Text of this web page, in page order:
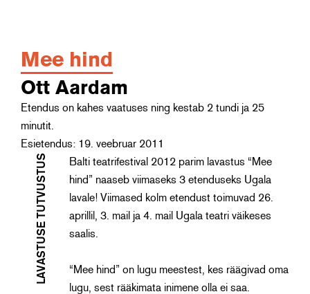
Mee hind
Ott Aardam
Etendus on kahes vaatuses ning kestab 2 tundi ja 25
minutit.
Esietendus: 19. veebruar 2011
LAVASTUSE TUTVUSTUS
Balti teatrifestival 2012 parim lavastus “Mee
hind” naaseb viimaseks 3 etenduseks Ugala
lavale! Viimased kolm etendust toimuvad 26.
aprillil, 3. mail ja 4. mail Ugala teatri väikeses
saalis.
“Mee hind” on lugu meestest, kes räägivad oma
lugu, sest rääkimata inimene olla ei saa.